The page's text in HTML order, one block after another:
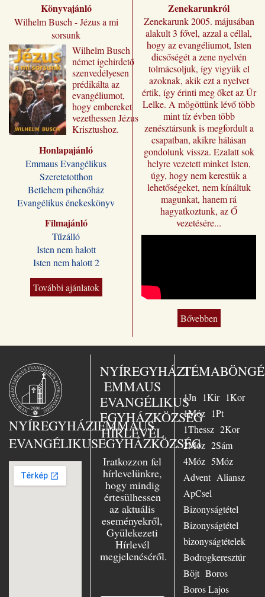
Könyvajánló
Wilhelm Busch - Jézus a mi
sorsunk
Wilhelm ​Busch
német igehirdető
szenvedélyesen
prédikálta az
evangéliumot,
hogy embereket
vezethessen Jézus
Krisztushoz.
„Jézus a mi
sorsunk” címmel
jutnak el a magyar
olvasóhoz, a
fordításban is
megőrizve eredeti
formájukat,
stílusukat.
Kívánjuk, hogy
Wilhelm Busch
előadássorozata
ilyen módon is
sokakat segítsen a
Jézus Krisztus
magyar kiadó
„Jézus a mi
sorsunk” – ezt
választotta Busch
lelkész az 1958-
ban Essenben
tartott nagy
evangélizáció fő
témájául. Nagy
örömmel szolgált
Essenben, mint
ifjúsági lelkész,
azonkívül az
evangélium
szenvedélyes
hirdetőjeként
minduntalan úton
volt. Számtalan
előadásban hívta
hallgatóit Jézushoz
Honlapajánló
Emmaus Evangélikus
Szeretetotthon
Betlehem pihenőház
Evangélikus énekeskönyv
Filmajánló
Tűzálló
Isten nem halott
Isten nem halott 2
További ajánlatok
Zenekarunkról
Zenekarunk 2005. májusában
alakult 3 fővel, azzal a céllal,
hogy az evangéliumot, Isten
dicsőségét a zene nyelvén
tolmácsoljuk, így vigyük el
azoknak, akik ezt a nyelvet
értik, így érinti meg őket az Úr
Lelke. A mögöttünk lévő több
mint tíz évben több
zenésztársunk is megfordult a
csapatban, akikre hálásan
gondolunk vissza. Ezalatt sok
helyre vezetett minket Isten,
úgy, hogy nem kerestük a
lehetőségeket, nem kínáltuk
magunkat, hanem rá
hagyatkoztunk, az Ő
vezetésére...
Bővebben
NYÍREGYHÁZIEMMAUS
EVANGÉLIKUSEGYHÁZKÖZSÉG
NYÍREGYHÁZI
EMMAUS
EVANGÉLIKUS
EGYHÁZKÖZSÉG
HÍRLEVÉL
Iratkozzon fel
hírlevelünkre,
hogy mindig
értesülhessen
az aktuális
eseményekről,
Gyülekezeti
Hírlevél
megjelenéséről.
1Jn 1Kir 1Kor
1Móz 1Pt
1Thessz 2Kor
2Móz 2Sám
4Móz 5Móz
Advent Aliansz
ApCsel
Bizonyságtétel
Bizonyságtétel
bizonyságtételek
Bodrogkeresztúr
Böjt Boros
Boros Lajos